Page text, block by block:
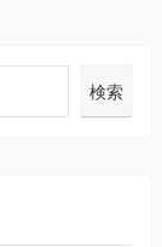
検索